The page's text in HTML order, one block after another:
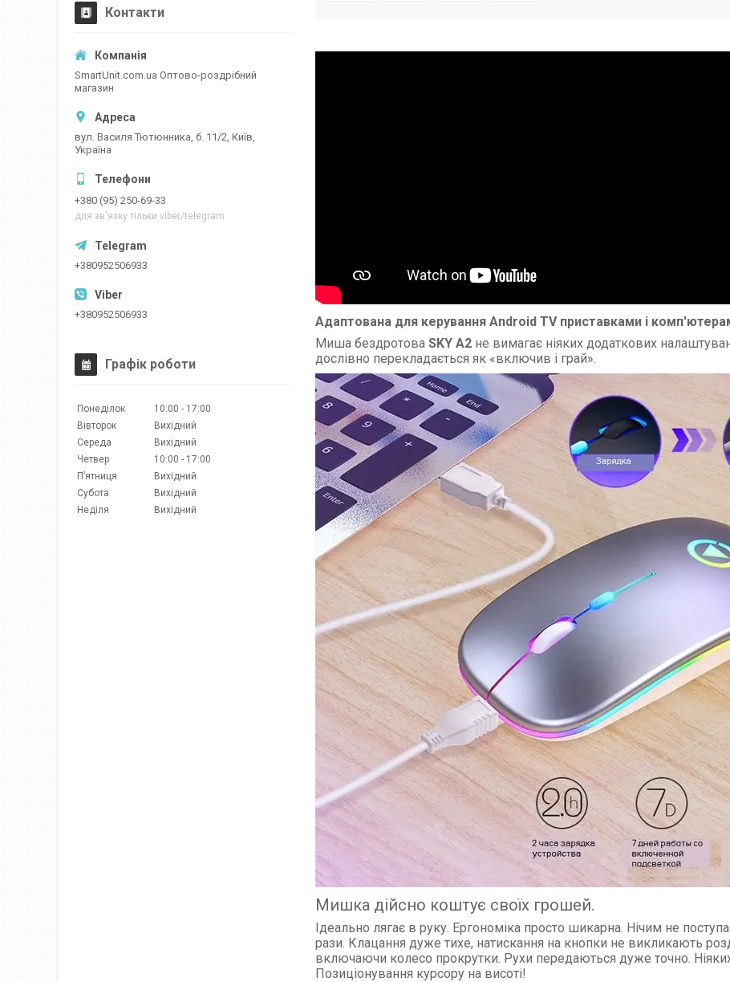
Адаптована для керування Android TV приставками і
Миша бездротова SKY A2 не вимагає ніяких додаткових
дослівно перекладається як «включив і грай».
Мишка дійсно коштує своїх грошей.
Ідеально лягає в руку. Ергономіка просто шикарна. Нічим не
рази. Клацання дуже тихе, натискання на кнопки не викликають
включаючи колесо прокрутки. Рухи передаються дуже точно.
Позиціонування курсору на висоті!
Контакти
SmartUnit.com.ua Оптово-роздрібний
магазин
вул. Василя Тютюнника, б. 11/2, Київ,
Україна
+380 (95) 250-69-33
для зв'язку тільки viber/telegram
+380952506933
+380952506933
Графік роботи
Понеділок 10:00
17:00
Вівторок
Вихідний
Середа
Вихідний
Четвер
10:00
17:00
Пʼятниця
Вихідний
Субота
Вихідний
Неділя
Вихідний